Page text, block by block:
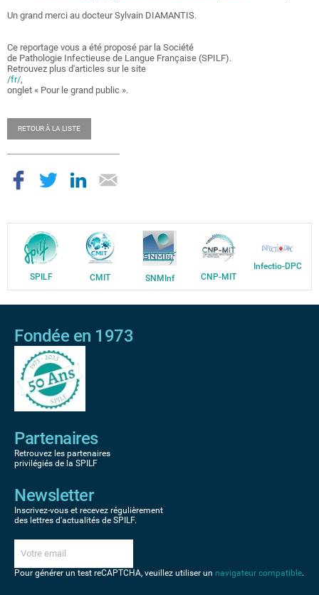
Un grand merci au docteur Sylvain DIAMANTIS.
Ce reportage vous a été proposé par la Société
de Pathologie Infectieuse de Langue Française (SPILF).
Retrouvez plus d'articles sur le site
/fr/,
onglet « Pour le grand public ».
RETOUR À LA LISTE
SPILF CMIT SNMInf CNP-MIT
Infectio-DPC
Fondée en 1973
Partenaires
Retrouvez les partenaires
privilégiés de la SPILF
Newsletter
Inscrivez-vous et recevez régulièrement
des lettres d'actualités de SPILF.
Pour générer un test reCAPTCHA, veuillez utiliser un navigateur compatible.